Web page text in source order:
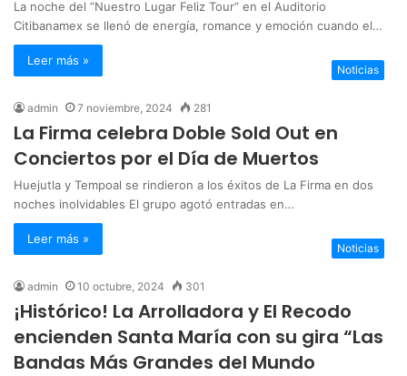
La noche del “Nuestro Lugar Feliz Tour” en el Auditorio
Citibanamex se llenó de energía, romance y emoción cuando el…
Leer más »
Noticias
admin 7 noviembre, 2024 281
La Firma celebra Doble Sold Out en
Conciertos por el Día de Muertos
Huejutla y Tempoal se rindieron a los éxitos de La Firma en dos
noches inolvidables El grupo agotó entradas en…
Leer más »
Noticias
admin 10 octubre, 2024 301
¡Histórico! La Arrolladora y El Recodo
encienden Santa María con su gira “Las
Bandas Más Grandes del Mundo